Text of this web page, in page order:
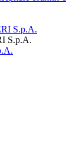
S.p.A.
S.p.A.